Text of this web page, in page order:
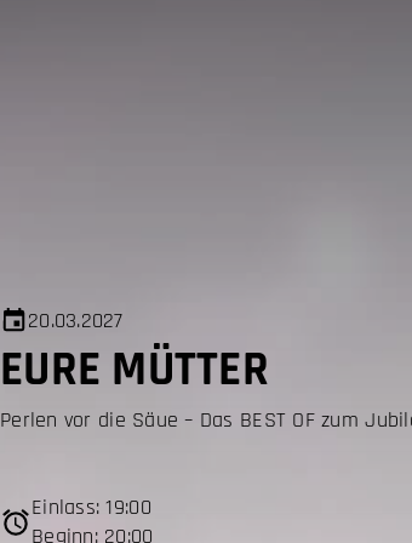
20.03.2027
EURE MÜTTER
Perlen vor die Säue – Das BEST OF zum
Einlass: 19:00
Beginn: 20:00